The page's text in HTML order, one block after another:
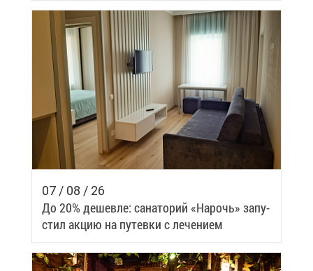
07 / 08 / 26
До 20% де­шев­ле: са­на­то­рий «На­рочь» за­пу­
стил ак­цию на пу­тев­ки с ле­че­ни­ем